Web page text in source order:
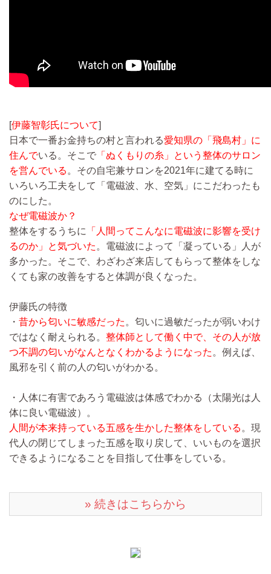
[伊藤智彰氏について]
日本で一番お金持ちの村と言われる愛知県の「飛島村」に
住んでいる。そこで 「ぬくもりの糸」という整体のサロン
を営んでいる 。その自宅兼サロンを2021年に建てる時に
いろいろ工夫をして「電磁波、水、空気」にこだわったも
のにした。
なぜ電磁波か？
整体をするうちに
「人間ってこんなに電磁波に影響を受け
るのか」と気づいた 。電磁波によって「凝っている」人が
多かった。そこで、わざわざ来店してもらって整体をしな
くても家の改善をすると体調が良くなった。
伊藤氏の特徴
・ 昔から匂いに敏感だった 。匂いに過敏だったが弱いわけ
ではなく耐えられる。 整体師として働く中で、その人が放
つ不調の匂いがなんとなくわかるようになった 。例えば、
風邪を引く前の人の匂いがわかる。
・人体に有害であろう電磁波は体感でわかる（太陽光は人
体に良い電磁波）。
人間が本来持っている五感を生かした整体をしている 。現
代人の閉じてしまった五感を取り戻して、いいものを選択
できるようになることを目指して仕事をしている。
» 続きはこちらから